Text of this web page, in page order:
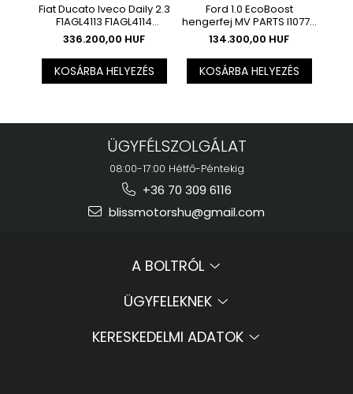
Fiat Ducato Iveco Daily 2.3
F1AGL4113 F1AGL4114
hengerfej 5802383450 Az
ár az ÁFÁ-t nem
tartalmazza.
336.200,00 HUF
KOSÁRBA HELYEZÉS
Ford 1.0 EcoBoost
hengerfej MV PARTS I1077K
M1DA M2DA SFJA SFJB, Az
ár az ÁFÁ-t nem
tartalmazza.
134.300,00 HUF
KOSÁRBA HELYEZÉS
ÜGYFÉLSZOLGÁLAT
08:00-17:00 Hétfő-Péntekig
+36 70 309 6116
blissmotorshu@gmail.com
A BOLTRÓL
ÜGYFELEKNEK
KERESKEDELMI ADATOK